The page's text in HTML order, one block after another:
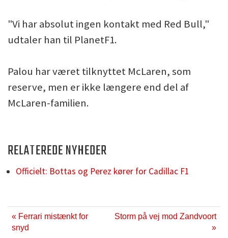
"Vi har absolut ingen kontakt med Red Bull,"
udtaler han til PlanetF1.
Palou har været tilknyttet McLaren, som
reserve, men er ikke længere end del af
McLaren-familien.
RELATEREDE NYHEDER
Officielt: Bottas og Perez kører for Cadillac F1
« Ferrari mistænkt for
snyd
Storm på vej mod Zandvoort
»